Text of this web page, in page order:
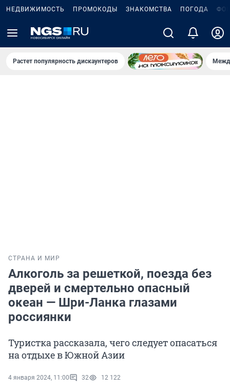
НЕДВИЖИМОСТЬ ПРОМОКОДЫ ЗНАКОМСТВА ПОГОДА
Растет популярность дискаунтеров
СТРАНА И МИР
Алкоголь за решеткой, поезда без
дверей и смертельно опасный
океан — Шри-Ланка глазами
россиянки
Туристка рассказала, чего следует опасаться
на отдыхе в Южной Азии
4 января 2024, 11:00 32 12 122